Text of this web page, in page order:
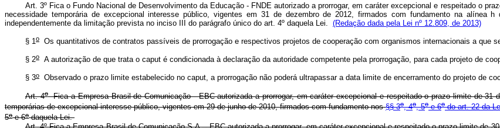
Art. 3º Fica o Fundo Nacional de Desenvolvimento da Educação - FNDE autorizado a prorrogar, em caráter excepcional e respeitado o
necessidade temporária de excepcional interesse público, vigentes em 31 de dezembro de 2012, firmados com fundamento na
independentemente da limitação prevista no inciso III do parágrafo único do art. 4º daquela Lei. (Redação dada pela Lei nº 12.809, de 2013)
§ 1 o Os quantitativos de contratos passíveis de prorrogação e respectivos projetos de cooperação com organismos internacionais a que
§ 2o A autorização de que trata o caput é condicionada à declaração da autoridade competente pela prorrogação, para cada projeto de
§ 3o Observado o prazo limite estabelecido no caput, a prorrogação não poderá ultrapassar a data limite de encerramento do projeto de
Art. 4oFica a Empresa Brasil de Comunicação - EBC autorizada a prorrogar, em caráter excepcional e respeitado o prazo limite de 31
temporárias de excepcional interesse público, vigentes em 29 de junho de 2010, firmados com fundamento nos§§ 3o, 4o, 5oe 6odo art. 22 da
5oe 6odaquela Lei.